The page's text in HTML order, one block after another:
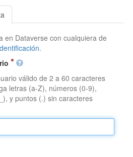
en Dataverse con cualquiera de
.
válido de 2 a 60 caracteres
letras (a-Z), números (0-9),
y puntos (.) sin caracteres